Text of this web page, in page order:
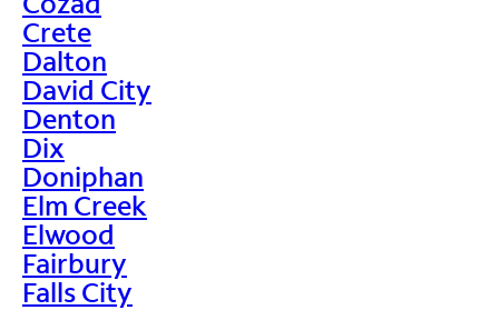
Crete
Dalton
David City
Denton
Dix
Doniphan
Elm Creek
Elwood
Fairbury
Falls City